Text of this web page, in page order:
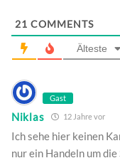
21 COMMENTS
Älteste
Gast
Niklas 12 Jahre vor
Ich sehe hier keinen
nur ein Handeln um